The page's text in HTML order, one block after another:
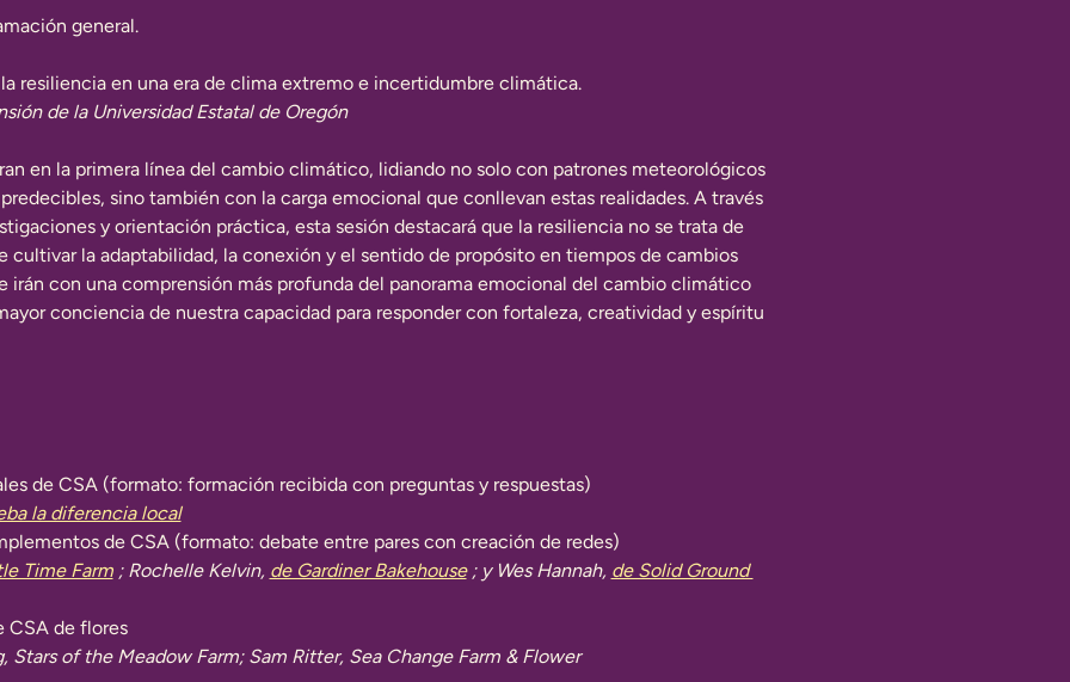
general.
resiliencia en una era de clima extremo e incertidumbre climática.
de la Universidad Estatal de Oregón
en la primera línea del cambio climático, lidiando no solo con patrones meteorológicos
sino también con la carga emocional que conllevan estas realidades. A través
y orientación práctica, esta sesión destacará que la resiliencia no se trata de
cultivar la adaptabilidad, la conexión y el sentido de propósito en tiempos de cambios
irán con una comprensión más profunda del panorama emocional del cambio climático
conciencia de nuestra capacidad para responder con fortaleza, creatividad y espíritu
de CSA (formato: formación recibida con preguntas y respuestas)
la diferencia local
de CSA (formato: debate entre pares con creación de redes)
Time Farm ; Rochelle Kelvin, de Gardiner Bakehouse ; y Wes Hannah, de Solid Ground
CSA de flores
Stars of the Meadow Farm; Sam Ritter, Sea Change Farm & Flower